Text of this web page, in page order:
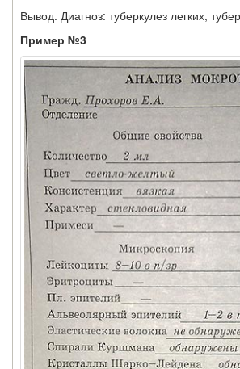
Вывод. Диагноз: туберкулез легких,
Пример №3